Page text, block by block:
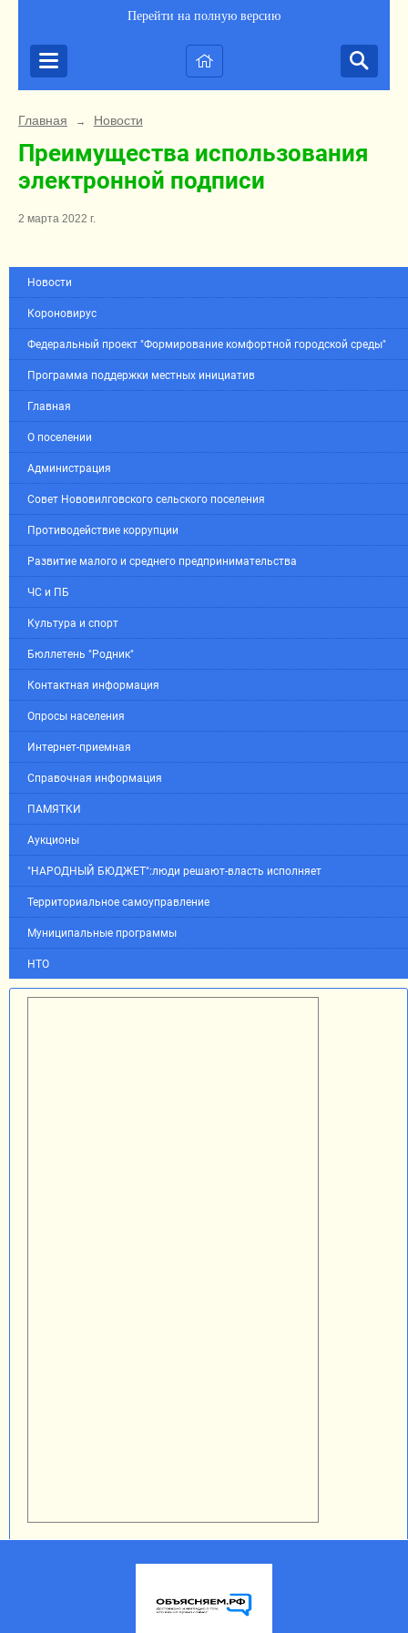
Перейти на полную версию
Главная → Новости
Преимущества использования
электронной подписи
2 марта 2022 г.
Новости
Короновирус
Федеральный проект "Формирование комфортной городской среды"
Программа поддержки местных инициатив
Главная
О поселении
Администрация
Совет Нововилговского сельского поселения
Противодействие коррупции
Развитие малого и среднего предпринимательства
ЧС и ПБ
Культура и спорт
Бюллетень "Родник"
Контактная информация
Опросы населения
Интернет-приемная
Справочная информация
ПАМЯТКИ
Аукционы
"НАРОДНЫЙ БЮДЖЕТ":люди решают-власть исполняет
Территориальное самоуправление
Муниципальные программы
НТО